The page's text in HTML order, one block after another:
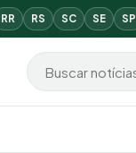
RR RS SC SE SP
Buscar por: